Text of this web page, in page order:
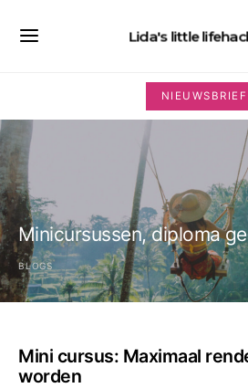
Lida's little
NIEUWSBRIEF
Minicursussen, diploma
BLOGS
Mini cursus: Maximaal
worden